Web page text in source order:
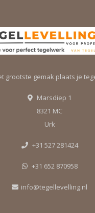
grootste gemak plaats je
Marsdiep 1
8321 MC
Urk
+31 527 281424
+31 652 870958
info@tegellevelling.nl